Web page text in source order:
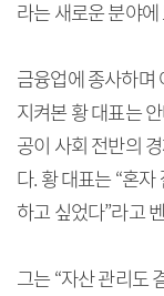
라는 새로운 분야
금융업에 종사하며
지켜본 황 대표는
공이 사회 전반의
다. 황 대표는 “혼
하고 싶었다”라고
그는 “자산 관리도